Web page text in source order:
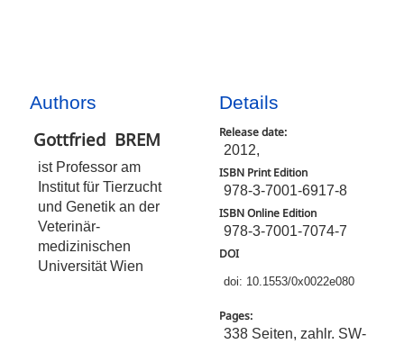
Authors
Gottfried BREM
ist Professor am
Institut für Tierzucht
und Genetik an der
Veterinär­
medizinischen
Universität Wien
Details
Release date:
2012,
ISBN Print Edition
978-3-7001-6917-8
ISBN Online Edition
978-3-7001-7074-7
DOI
doi: 10.1553/0x0022e080
Pages:
338 Seiten, zahlr. SW-